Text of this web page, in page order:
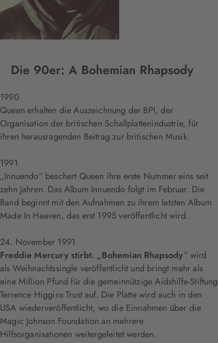
Die 90er: A Bohemian Rhapsody
1990
Queen erhalten die Auszeichnung der BPI, der
Organisation der britischen Schallplattenindustrie, für
ihren herausragenden Beitrag zur britischen Musik.
1991
„Innuendo“ beschert Queen ihre erste Nummer eins seit
zehn Jahren. Das Album Innuendo folgt im Februar. Die
Band beginnt mit den Aufnahmen zu ihrem letzten Album
Made In Heaven, das erst 1995 veröffentlicht wird.
24. November 1991
Freddie Mercury stirbt. „Bohemian Rhapsody“ wird
als Weihnachtssingle veröffentlicht und bringt mehr als
eine Million Pfund für die gemeinnützige Aidshilfe-Stiftung
Terrence Higgins Trust auf. Die Platte wird auch in den
USA wiederveröffentlicht, wo die Einnahmen über die
Magic Johnson Foundation an mehrere
Hilfsorganisationen weitergeleitet werden.